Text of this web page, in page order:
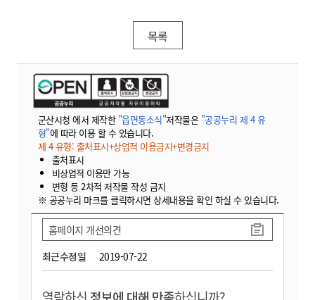
목록
군산시청 에서 제작한 "읍면동소식"저작물은 "공공누리 제 4 유
형"에 따라 이용 할 수 있습니다.
제 4 유형: 출처표시+상업적 이용금지+변경금지
출처표시
비상업적 이용만 가능
변형 등 2차적 저작물 작성 금지
※ 공공누리 마크를 클릭하시면 상세내용을 확인 하실 수 있습니다.
최근수정일 2019-07-22
홈페이지 개선의견